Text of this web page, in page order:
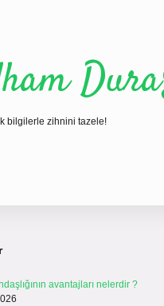
bilgilerle zihnini tazele!
avantajları nelerdir ?